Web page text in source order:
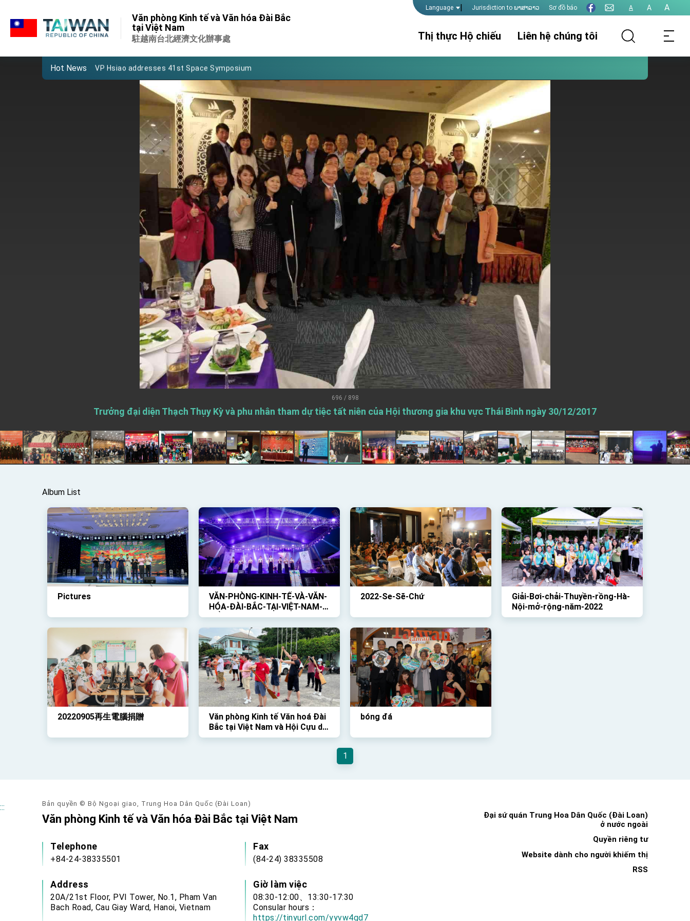
Language | Jurisdiction to ພາສາລາວ Sơ đồ báo A A A
Văn phòng Kinh tế và Văn hóa Đài Bắc
tại Việt Nam
駐越南台北經濟文化辦事處 Thị thực Hộ chiếu
Thời gian thụ lý hồ sơ
lãnh sự
Thông tin lãnh sự Thị thực
Thủ tục kết hôn
Hộ chiếu Các vấn đề khác
Liên hệ chúng tôi
Hot News
Taiwan government to open office in Arizona, advancing Taiwan-US exchanges and cooperation
VP Hsiao addresses 41st Space Symposium
Taiwan’s economic growth is a priority for President Lai
President Lai’s remarks for Lunar New Year
President Lai interviewed by AFP
President Lai holds press conference on Taiwan- US Economic Prosperity Partnership Dialogue
FM Lin attends Taiwan Panorama exhibit at TIBE
President Lai meets US delegation led by Senator Ruben Gallego
MOFA, MODA team up to promote integrated diplomacy
EY details tariff negotiations with U.S.
FM Lin hosts ABAC representatives
MOFA poll shows widespread support for government diplomacy approach
President Lai delivers 2026 New Year’s Address
Presidential Office thanks US President Trump for signing Taiwan Assurance Implementation Act
President Lai delivers 2025 National Day Address
Presidential Inauguration Speech
Major speeches
Taiwan government to open office in Arizona, advancing Taiwan-US exchanges and cooperation
696 / 898
Trưởng đại diện Thạch Thụy Kỳ và phu nhân tham dự tiệc tất niên của Hội thương gia khu vực Thái Bình ngày 30/12/2017
Album List
Pictures
VĂN-PHÒNG-KINH-TẾ-VÀ-VĂN-
HÓA-ĐÀI-BẮC-TẠI-VIỆT-NAM-
TỔ-CHỨC-HOẠT-ĐỘNG-NGOÀI-
TRỜI-VỚI-CHỦ-ĐỀ-GIỚI-THIỆU-
VỀ-ĐÀI-LOAN-VÀ-BUỔI-CÔNG-
DIỄN-CỦA-BAN-NHẠC-TRỐNG-
THẬP-CỔ
2022-Se-Sẽ-Chứ
Giải-Bơi-chải-Thuyền-rồng-Hà-
Nội-mở-rộng-năm-2022
20220905再生電腦捐贈
Văn phòng Kinh tế Văn hoá Đài
Bắc tại Việt Nam và Hội Cựu du
học sinh Việt Nam tại Đài Loan
bóng đá
1
::: Bản quyền © Bộ Ngoại giao, Trung Hoa Dân Quốc (Đài Loan)
Văn phòng Kinh tế và Văn hóa Đài Bắc tại Việt Nam
Telephone
+84-24-38335501
Fax
(84-24) 38335508
Address
20A/21st Floor, PVI Tower, No.1, Pham Van
Bach Road, Cau Giay Ward, Hanoi, Vietnam
Giờ làm việc
08:30-12:00、13:30-17:30
Consular hours：
https://tinyurl.com/yyvw4gd7
Đại sứ quán Trung Hoa Dân Quốc (Đài Loan)
ở nước ngoài
Quyền riêng tư
Website dành cho người khiếm thị
RSS